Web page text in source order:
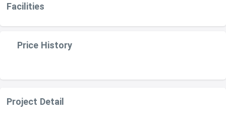
Facilities
Price History
Project Detail